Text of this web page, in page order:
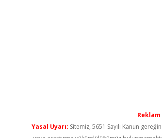
Yasal Uyarı: Sitemiz, 5651 Sayılı Kanun